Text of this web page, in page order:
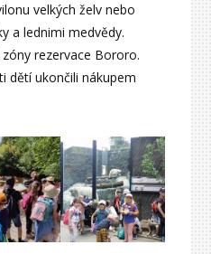
velkých želv nebo
a lednimi medvědy.
rezervace Bororo.
dětí ukončili nákupem